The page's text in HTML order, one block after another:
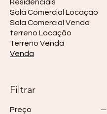
Residenciais
Sala Comercial Locação
Sala Comercial Venda
terreno Locação
Terreno Venda
Venda
Filtrar
Preço